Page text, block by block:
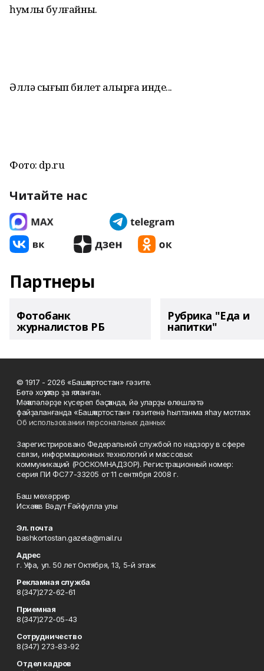
һумлы булғайны.
Әллә сығып билет алырға инде...
Фото: dp.ru
Читайте нас
Партнеры
Фотобанк
журналистов РБ
Рубрика "Еда и
напитки"
© 1917 - 2026 «Башҡортостан» гәзите.
Бөтә хоҡуҡтар ҙа яҡланған.
Мәҡәләләрҙе күсереп баҫҡанда, йә уларҙы өлөшләтә
файҙаланғанда «Башҡортостан» гәзитенә һылтанма яһау мотлаҡ.
Об использовании персональных данных
Зарегистрировано Федеральной службой по надзору в сфере
связи, информационных технологий и массовых
коммуникаций (РОСКОМНАДЗОР). Регистрационный номер:
серия ПИ ФС77-33205 от 11 сентября 2008 г.
Баш мөхәррир
Исхаҡов Вәдүт Ғәйфулла улы
Эл. почта
bashkortostan.gazeta@mail.ru
Адрес
г. Уфа, ул. 50 лет Октября, 13, 5-й этаж
Рекламная служба
8(347)272-62-61
Приемная
8(347)272-05-43
Сотрудничество
8(347) 273-83-92
Отдел кадров